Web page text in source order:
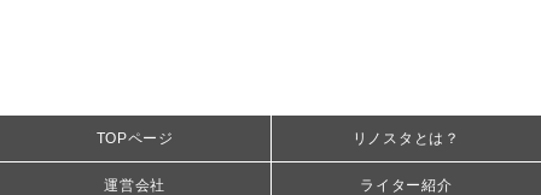
TOPページ リノスタとは？
運営会社 ライター紹介